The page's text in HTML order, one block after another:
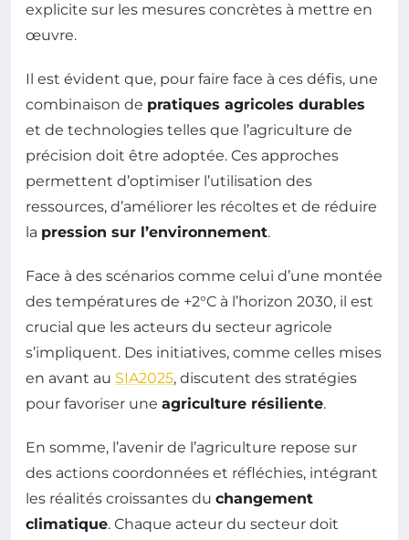
explicite sur les mesures concrètes à mettre en
œuvre.
Il est évident que, pour faire face à ces défis, une
combinaison de pratiques agricoles durables
et de technologies telles que l’agriculture de
précision doit être adoptée. Ces approches
permettent d’optimiser l’utilisation des
ressources, d’améliorer les récoltes et de réduire
la pression sur l’environnement.
Face à des scénarios comme celui d’une montée
des températures de +2°C à l’horizon 2030, il est
crucial que les acteurs du secteur agricole
s’impliquent. Des initiatives, comme celles mises
en avant au SIA2025, discutent des stratégies
pour favoriser une agriculture résiliente.
En somme, l’avenir de l’agriculture repose sur
des actions coordonnées et réfléchies, intégrant
les réalités croissantes du changement
climatique. Chaque acteur du secteur doit